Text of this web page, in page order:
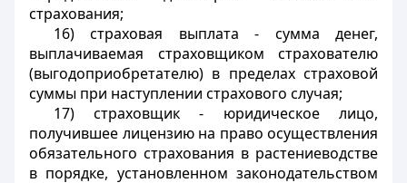
страхования;
16) страховая выплата - сумма денег,
выплачиваемая страховщиком страхователю
(выгодоприобретателю) в пределах страховой
суммы при наступлении страхового случая;
17) страховщик - юридическое лицо,
получившее лицензию на право осуществления
обязательного страхования в растениеводстве
в порядке, установленном законодательством